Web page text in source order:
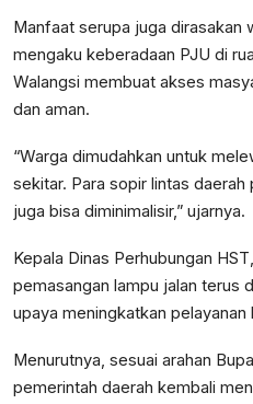
Manfaat serupa juga dirasakan
mengaku keberadaan PJU di
Walangsi membuat akses
dan aman.
“Warga dimudahkan untuk
sekitar. Para sopir lintas daerah
juga bisa diminimalisir,” ujarnya.
Kepala Dinas Perhubungan
pemasangan lampu jalan terus
upaya meningkatkan
Menurutnya, sesuai arahan
pemerintah daerah kembali